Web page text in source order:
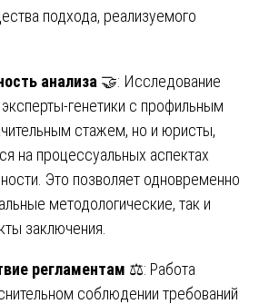
подхода, реализуемого
анализа 🤝: Исследование
генетики с профильным
стажем, но и юристы,
на процессуальных аспектах
Это позволяет одновременно
методологические, так и
заключения.
регламентам ⚖️: Работа
соблюдении требований